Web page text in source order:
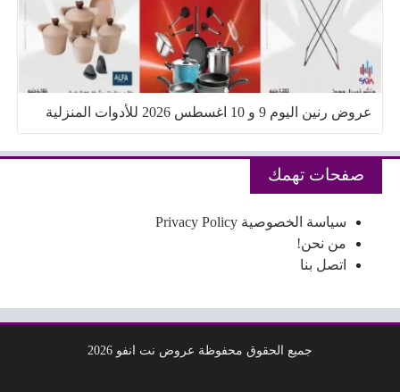
عروض رنين اليوم 9 و 10 اغسطس 2026 للأدوات المنزلية
صفحات تهمك
سياسة الخصوصية Privacy Policy
من نحن!
اتصل بنا
جميع الحقوق محفوظة عروض نت انفو 2026